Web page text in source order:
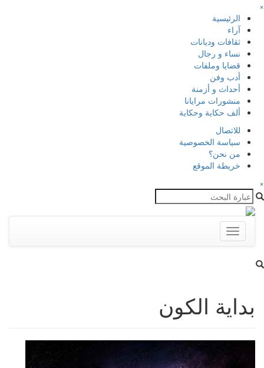
×
الرئيسية
آراء
ثقافات وديانات
نساء و رجال
قضايا وملفات
أدب وفن
أحداث و أزمنة
منشورات مرايانا
ألف حكاية وحكاية
للاتصال
سياسة الخصوصية
من نحن؟
خريطة الموقع
×
Toggle
navigation
بداية الكون